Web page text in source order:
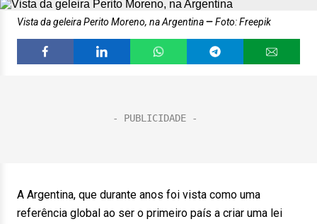
Vista da geleira Perito Moreno, na Argentina Foto: Freepik
A Argentina, que durante anos foi vista como uma
referência global ao ser o primeiro país a criar uma lei